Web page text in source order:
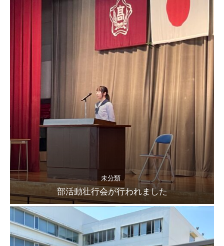
未分類
部活動壮行会が行われました